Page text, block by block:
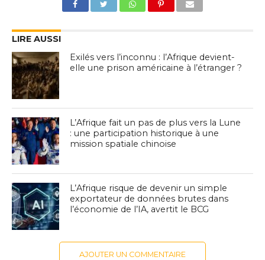
LIRE AUSSI
Exilés vers l’inconnu : l’Afrique devient-
elle une prison américaine à l’étranger ?
L’Afrique fait un pas de plus vers la Lune
: une participation historique à une
mission spatiale chinoise
L’Afrique risque de devenir un simple
exportateur de données brutes dans
l’économie de l’IA, avertit le BCG
AJOUTER UN COMMENTAIRE